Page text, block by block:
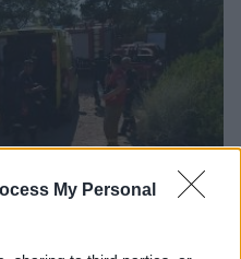
My Personal
έξι